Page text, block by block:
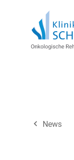
navigate_before News